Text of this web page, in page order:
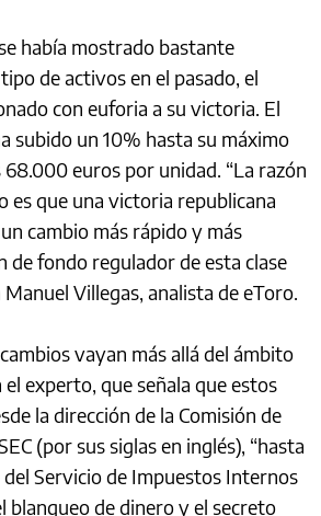
había mostrado bastante
de activos en el pasado, el
con euforia a su victoria. El
subido un 10% hasta su máximo
euros por unidad. “La razón
es que una victoria republicana
cambio más rápido y más
de fondo regulador de esta clase
Villegas, analista de eToro.
vayan más allá del ámbito
experto, que señala que estos
la dirección de la Comisión de
(por sus siglas en inglés), “hasta
Servicio de Impuestos Internos
blanqueo de dinero y el secreto